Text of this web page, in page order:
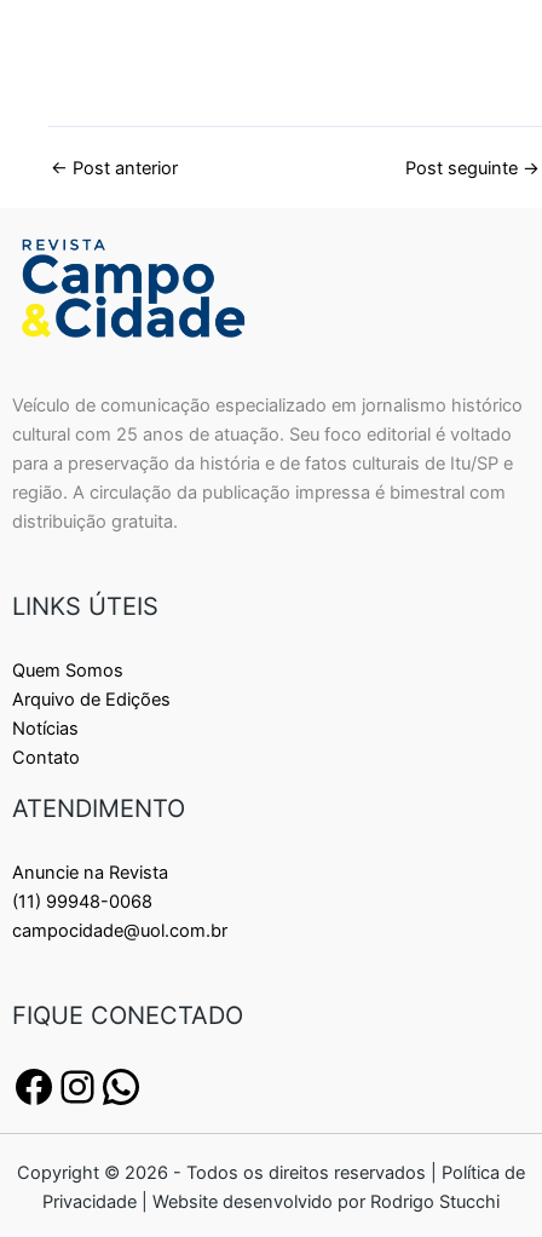
← Post anterior Post seguinte →
Veículo de comunicação especializado em jornalismo histórico
cultural com 25 anos de atuação. Seu foco editorial é voltado
para a preservação da história e de fatos culturais de Itu/SP e
região. A circulação da publicação impressa é bimestral com
distribuição gratuita.
LINKS ÚTEIS
Quem Somos
Arquivo de Edições
Notícias
Contato
ATENDIMENTO
Anuncie na Revista
(11) 99948-0068
campocidade@uol.com.br
FIQUE CONECTADO
Copyright © 2026 - Todos os direitos reservados | Política de
Privacidade | Website desenvolvido por Rodrigo Stucchi